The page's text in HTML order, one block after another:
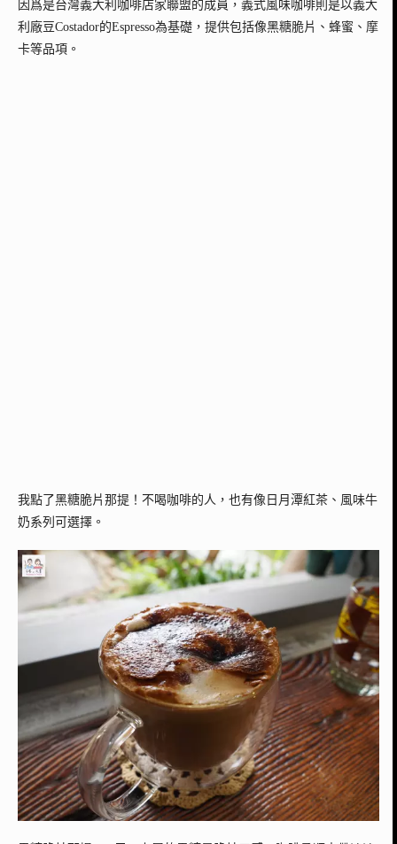
因爲是台灣義大利咖啡店家聯盟的成員，義式風味咖啡則是以義大
利廠豆Costador的Espresso為基礎，提供包括像黑糖脆片、蜂蜜、摩
卡等品項。
我點了黑糖脆片那提！不喝咖啡的人，也有像日月潭紅茶、風味牛
奶系列可選擇。